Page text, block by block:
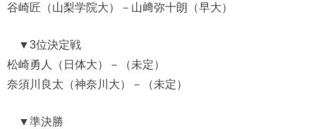
谷崎匠（山梨学院大）－山﨑弥十朗（早大）
▼3位決定戦
松崎勇人（日体大）－（未定）
奈須川良太（神奈川大）－（未定）
▼準決勝